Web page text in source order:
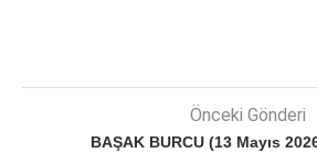
Önceki Gönderi
BAŞAK BURCU (13 Mayıs